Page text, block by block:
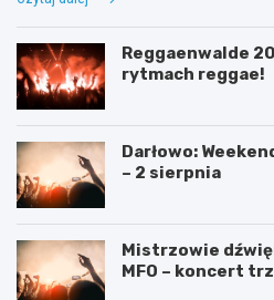
Reggaenwalde
rytmach reggae!
Darłowo:
– 2 sierpnia
Mistrzowie
MFO – koncert